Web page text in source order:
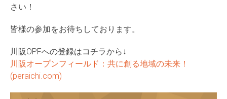
さい！
皆様の参加をお待ちしております。
川阪OPFへの登録はコチラから↓
川阪オープンフィールド：共に創る地域の未来！
(peraichi.com)